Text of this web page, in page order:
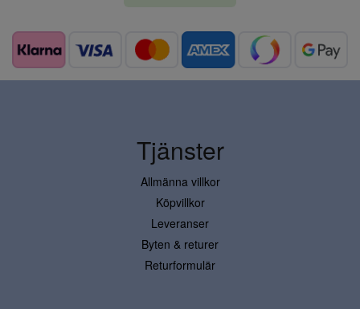
Tjänster
Allmänna villkor
Köpvillkor
Leveranser
Byten & returer
Returformulär